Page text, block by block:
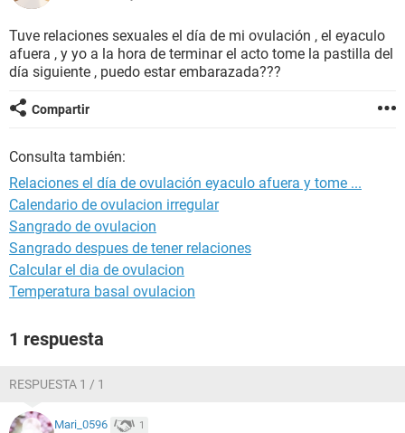
SEXUALIDAD
GLOSARIO
Tuve relaciones sexuales el día de mi ovulación , el eyaculo
afuera , y yo a la hora de terminar el acto tome la pastilla del
día siguiente , puedo estar embarazada???
Compartir
Consulta también:
Relaciones el día de ovulación eyaculo afuera y tome ...
Calendario de ovulacion irregular
Sangrado de ovulacion
Sangrado despues de tener relaciones
Calcular el dia de ovulacion
Temperatura basal ovulacion
1 respuesta
RESPUESTA 1 / 1
Mari_0596 1